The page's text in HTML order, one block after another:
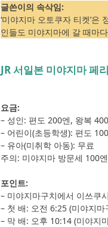
글쓴이의 속삭임:
‘미야지마 오토쿠자 티켓’
인들도 미야지마에 갈 때마
JR 서일본 미야지마 페리
요금:
– 성인: 편도 200엔, 왕복
– 어린이(초등학생): 편도
– 유아(미취학 아동): 무료
주의: 미야지마 방문세 100
포인트:
– 미야지마구치에서 이쓰쿠
– 첫 배: 오전 6:25 (미야지마
– 막 배: 오후 10:14 (미야지